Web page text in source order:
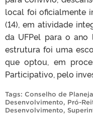
local foi oficialmente
(14), em atividade
da UFPel para o
estrutura foi uma
que optou, em
Participativo, pelo
Tags: Conselho de
Desenvolvimento, Pró-
Desenvolvimento,